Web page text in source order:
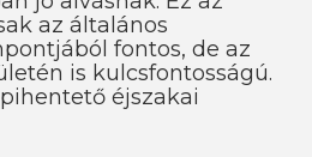
az általános
fontos, de az
is kulcsfontosságú.
éjszakai